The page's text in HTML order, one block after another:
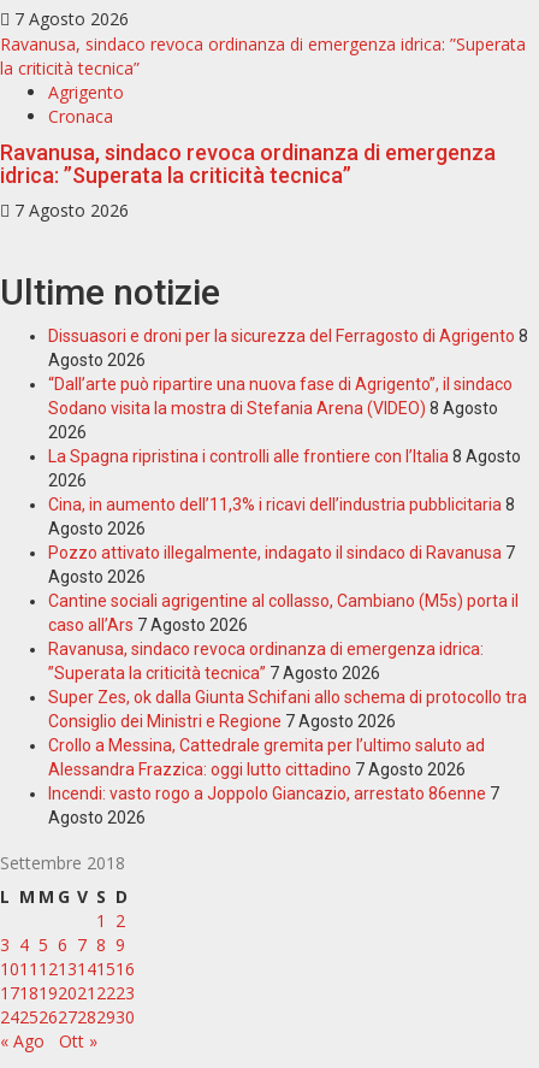
7 Agosto 2026
Ravanusa, sindaco revoca ordinanza di emergenza idrica: ”Superata
la criticità tecnica”
Agrigento
Cronaca
Ravanusa, sindaco revoca ordinanza di emergenza
idrica: ”Superata la criticità tecnica”
7 Agosto 2026
Ultime notizie
Dissuasori e droni per la sicurezza del Ferragosto di Agrigento 8
Agosto 2026
“Dall’arte può ripartire una nuova fase di Agrigento”, il sindaco
Sodano visita la mostra di Stefania Arena (VIDEO) 8 Agosto
2026
La Spagna ripristina i controlli alle frontiere con l’Italia 8 Agosto
2026
Cina, in aumento dell’11,3% i ricavi dell’industria pubblicitaria 8
Agosto 2026
Pozzo attivato illegalmente, indagato il sindaco di Ravanusa 7
Agosto 2026
Cantine sociali agrigentine al collasso, Cambiano (M5s) porta il
caso all’Ars 7 Agosto 2026
Ravanusa, sindaco revoca ordinanza di emergenza idrica:
”Superata la criticità tecnica” 7 Agosto 2026
Super Zes, ok dalla Giunta Schifani allo schema di protocollo tra
Consiglio dei Ministri e Regione 7 Agosto 2026
Crollo a Messina, Cattedrale gremita per l’ultimo saluto ad
Alessandra Frazzica: oggi lutto cittadino 7 Agosto 2026
Incendi: vasto rogo a Joppolo Giancazio, arrestato 86enne 7
Agosto 2026
Settembre 2018
L M M G V S D
1
2
3 4 5 6 7 8 9
1011 1213141516
1718192021 2223
24252627282930
« Ago
Ott »